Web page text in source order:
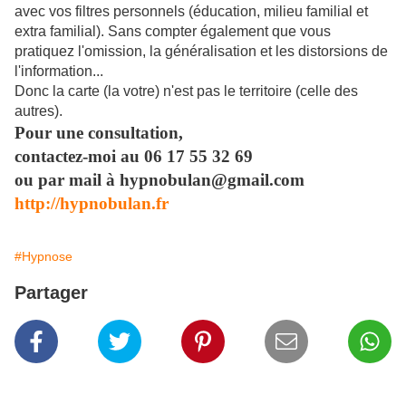
avec vos filtres personnels (éducation, milieu familial et
extra familial). Sans compter également que vous
pratiquez l'omission, la généralisation et les distorsions de
l'information...
Donc la carte (la votre) n'est pas le territoire (celle des
autres).
Pour une consultation,
contactez-moi au 06 17 55 32 69
ou par mail à hypnobulan@gmail.com
http://hypnobulan.fr
#Hypnose
Partager